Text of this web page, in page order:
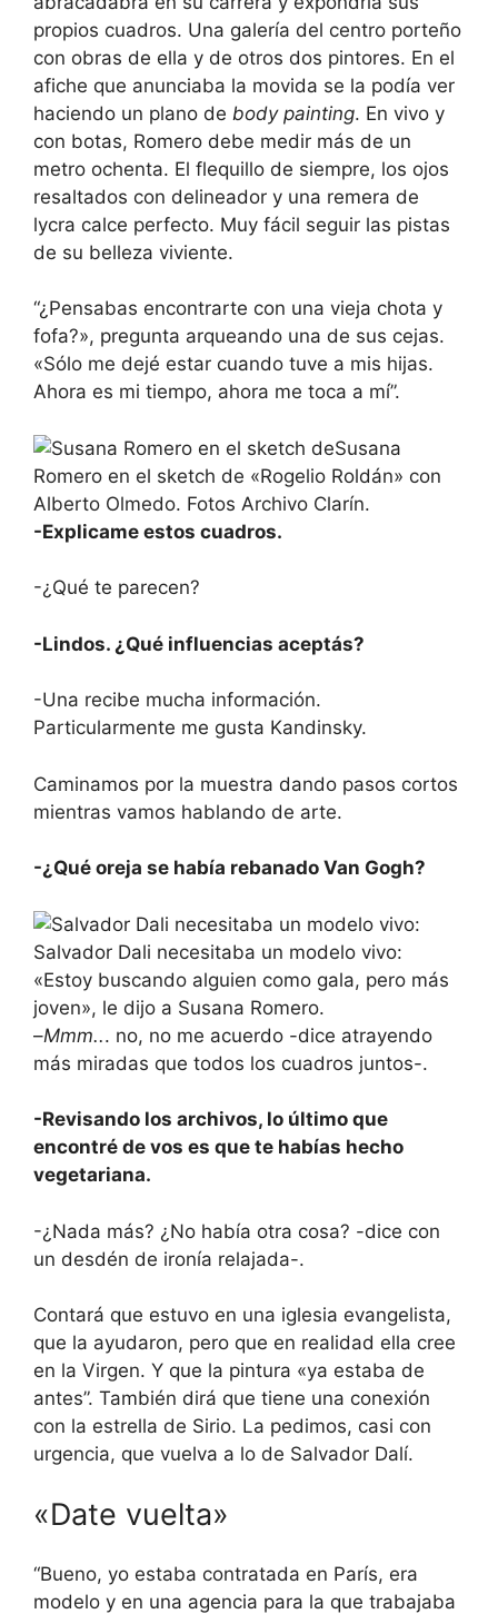
propios cuadros. Una galería del centro porteño
con obras de ella y de otros dos pintores. En el
afiche que anunciaba la movida se la podía ver
haciendo un plano de body painting. En vivo y
con botas, Romero debe medir más de un
metro ochenta. El flequillo de siempre, los ojos
resaltados con delineador y una remera de
lycra calce perfecto. Muy fácil seguir las pistas
de su belleza viviente.
“¿Pensabas encontrarte con una vieja chota y
fofa?», pregunta arqueando una de sus cejas.
«Sólo me dejé estar cuando tuve a mis hijas.
Ahora es mi tiempo, ahora me toca a mí”.
Susana
Romero en el sketch de «Rogelio Roldán» con
Alberto Olmedo. Fotos Archivo Clarín.
-Explicame estos cuadros.
-¿Qué te parecen?
-Lindos. ¿Qué influencias aceptás?
-Una recibe mucha información.
Particularmente me gusta Kandinsky.
Caminamos por la muestra dando pasos cortos
mientras vamos hablando de arte.
-¿Qué oreja se había rebanado Van Gogh?
Salvador Dali necesitaba un modelo vivo:
«Estoy buscando alguien como gala, pero más
joven», le dijo a Susana Romero.
–Mmm... no, no me acuerdo -dice atrayendo
más miradas que todos los cuadros juntos-.
-Revisando los archivos, lo último que
encontré de vos es que te habías hecho
vegetariana.
-¿Nada más? ¿No había otra cosa? -dice con
un desdén de ironía relajada-.
Contará que estuvo en una iglesia evangelista,
que la ayudaron, pero que en realidad ella cree
en la Virgen. Y que la pintura «ya estaba de
antes”. También dirá que tiene una conexión
con la estrella de Sirio. La pedimos, casi con
urgencia, que vuelva a lo de Salvador Dalí.
«Date vuelta»
“Bueno, yo estaba contratada en París, era
modelo y en una agencia para la que trabajaba